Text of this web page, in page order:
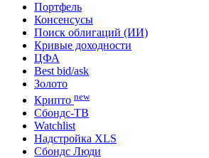
Портфель
Консенсусы
Поиск облигаций (ИИ)
Кривые доходности
ЦФА
Best bid/ask
Золото
Крипто new
Сбондс-ТВ
Watchlist
Надстройка XLS
Сбондс Люди